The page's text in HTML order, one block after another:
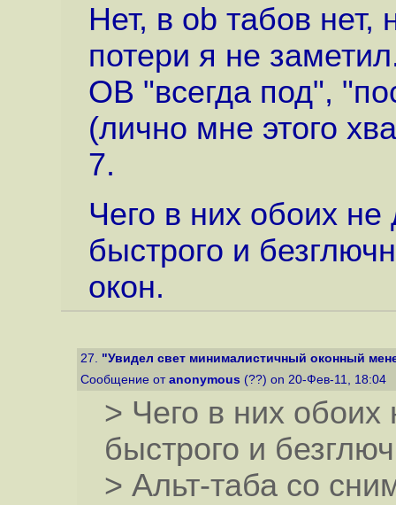
Нет, в ob табов нет,
потери я не
OB "всегда под",
(лично мне этого
7.
Чего в них обоих не
быстрого и
окон.
27. "Увидел свет минималистичный оконный
Сообщение от anonymous (??) on 20-Фев-11, 18:04
> Чего в них обоих
быстрого и
> Альт-таба со